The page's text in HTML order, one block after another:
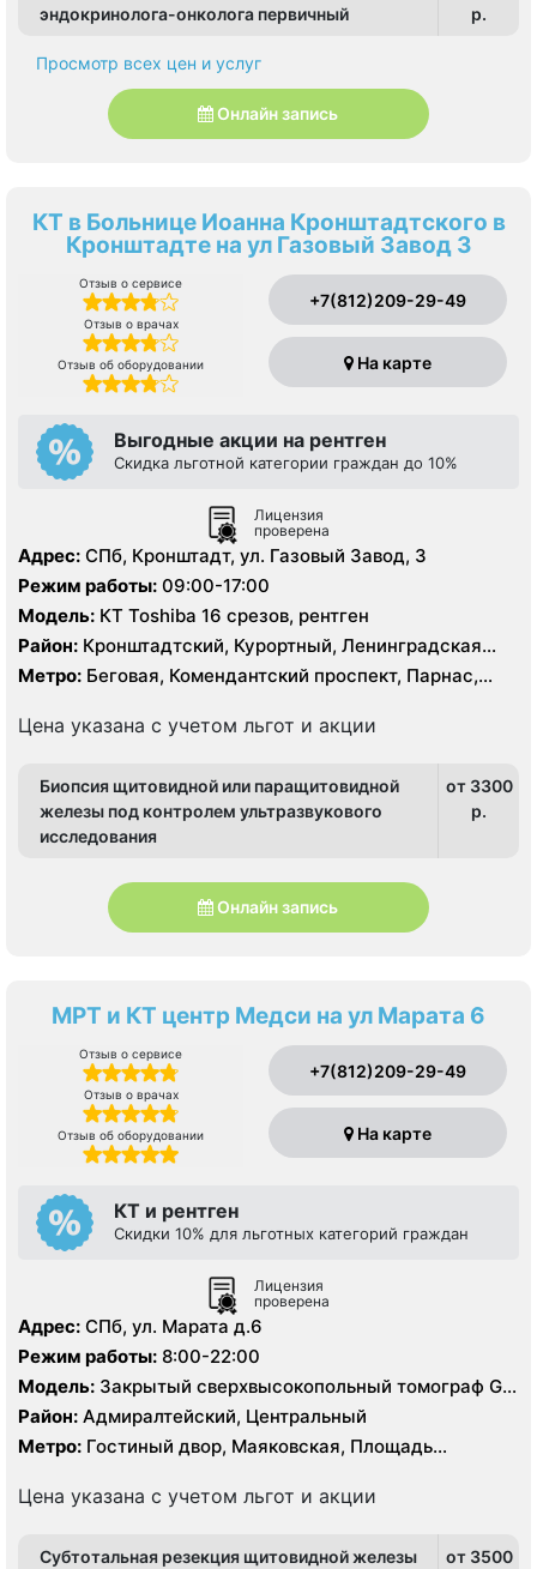
эндокринолога-онколога первичный p.
Просмотр всех цен и услуг
Онлайн запись
КТ в Больнице Иоанна Кронштадтского в
Кронштадте на ул Газовый Завод 3
Отзыв о сервисе
Отзыв о врачах
Отзыв об оборудовании
+7(812)209-29-49
На карте
Выгодные акции на рентген
Скидка льготной категории граждан до 10%
Лицензия
проверена
Адрес: СПб, Кронштадт, ул. Газовый Завод, 3
Режим работы: 09:00-17:00
Модель: КТ Toshiba 16 срезов, рентген
Район: Кронштадтский, Курортный, Ленинградская
область, Приморский
Метро: Беговая, Комендантский проспект, Парнас,
Цена указана с учетом льгот и акции
Биопсия щитовидной или паращитовидной
железы под контролем ультразвукового
исследования
от 3300
p.
Онлайн запись
МРТ и КТ центр Медси на ул Марата 6
Отзыв о сервисе
Отзыв о врачах
Отзыв об оборудовании
+7(812)209-29-49
На карте
КТ и рентген
Скидки 10% для льготных категорий граждан
Лицензия
проверена
Адрес: СПб, ул. Марата д.6
Режим работы: 8:00-22:00
Модель: Закрытый сверхвысокопольный томограф GE
Signa HDxt 3.0 Тесла, КТ Philips Ingenuity 128 срезов,
Район: Адмиралтейский, Центральный
Метро: Гостиный двор, Маяковская, Площадь
Цена указана с учетом льгот и акции
Субтотальная резекция щитовидной железы
от 3500